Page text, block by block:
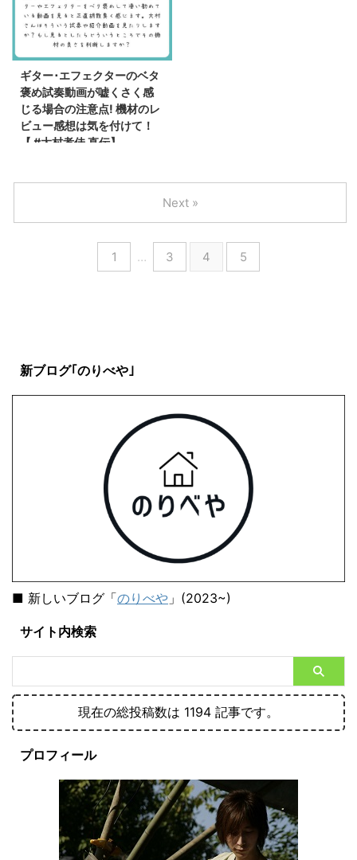
ギター･エフェクターのベタ
褒め試奏動画が嘘くさく感
じる場合の注意点! 機材のレ
ビュー感想は気を付けて！
【 #大村孝佳 直伝】
1 … 3 4 5
Next »
新ブログ｢のりべや｣
■ 新しいブログ「のりべや 」(2023~)
サイト内検索
現在の総投稿数は 1194 記事です。
プロフィール